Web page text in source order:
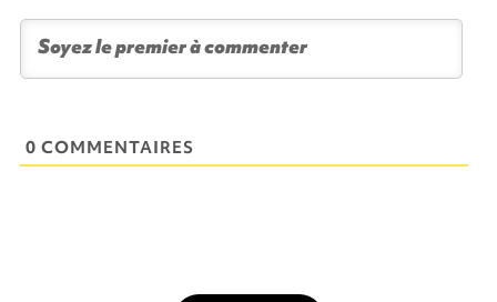
0 COMMENTAIRES